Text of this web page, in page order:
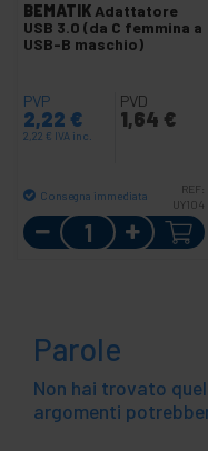
BEMATIK Adattatore
USB 3.0 (da C femmina a
USB-B maschio)
PVP
2,22 €
2,22 € IVA inc.
PVD
1,64 €
Consegna immediata
REF:
UY104
Quantità
Parole
Non hai trovato
argomenti